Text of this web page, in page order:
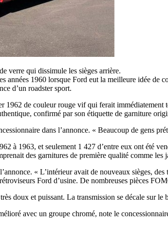
verre qui dissimule les sièges arrière.
années 1960 lorsque Ford eut la meilleure idée de
d’un roadster sport.
de couleur rouge vif qui ferait immédiatement
confirmé par son étiquette de garniture
dans l’annonce. « Beaucoup de gens
à 1963, et seulement 1 427 d’entre eux ont été
des garnitures de première qualité comme les
« L’intérieur avait de nouveaux sièges,
Ford d’usine. De nombreuses pièces
doux et puissant. La transmission se décale sur
avec un groupe chromé, note le